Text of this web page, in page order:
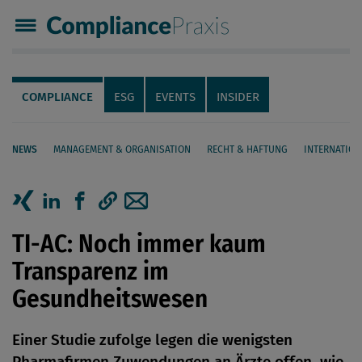
Compliance Praxis
Servicenavigation
Navigation
COMPLIANCE ESG EVENTS INSIDER
NEWS MANAGEMENT & ORGANISATION RECHT & HAFTUNG
Seiteninhalt
Artikel auf Xing teilen
Artikel auf linkedIn teilen
Artikel auf Facebook teilen
Artikellink kopieren
Artikel per Mail teilen
TI-AC: Noch immer kaum
Transparenz im
Gesundheitswesen
Einer Studie zufolge legen die wenigsten